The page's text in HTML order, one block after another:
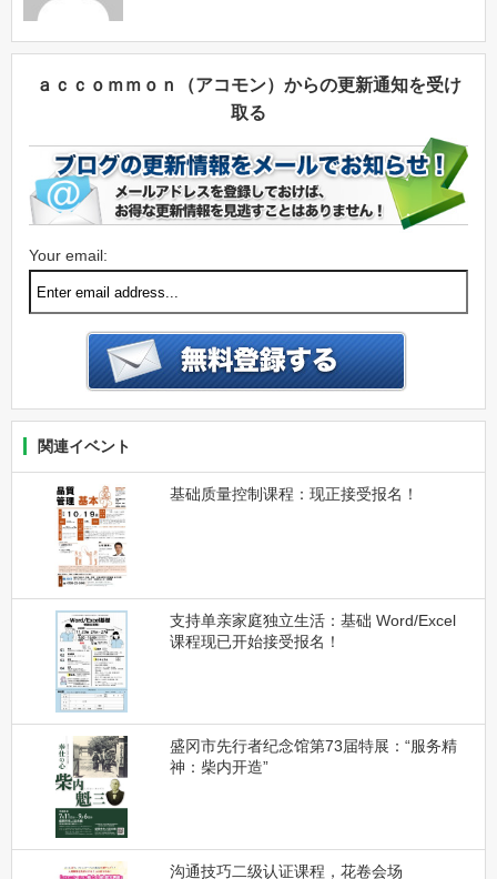
ａｃｃｏｍｍｏｎ（アコモン）からの更新通知を受け
取る
Your email:
関連イベント
基础质量控制课程：现正接受报名！
支持单亲家庭独立生活：基础 Word/Excel
课程现已开始接受报名！
盛冈市先行者纪念馆第73届特展：“服务精
神：柴内开造”
沟通技巧二级认证课程，花卷会场